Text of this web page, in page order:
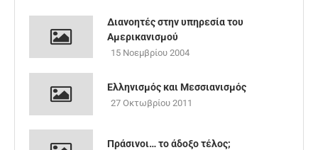
Διανοητές στην υπηρεσία του
Αμερικανισμού
15 Νοεμβρίου 2004
Ελληνισμός και Μεσσιανισμός
27 Οκτωβρίου 2011
Πράσινοι… το άδοξο τέλος;